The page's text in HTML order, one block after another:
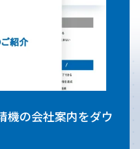
機の会社案内をダウ